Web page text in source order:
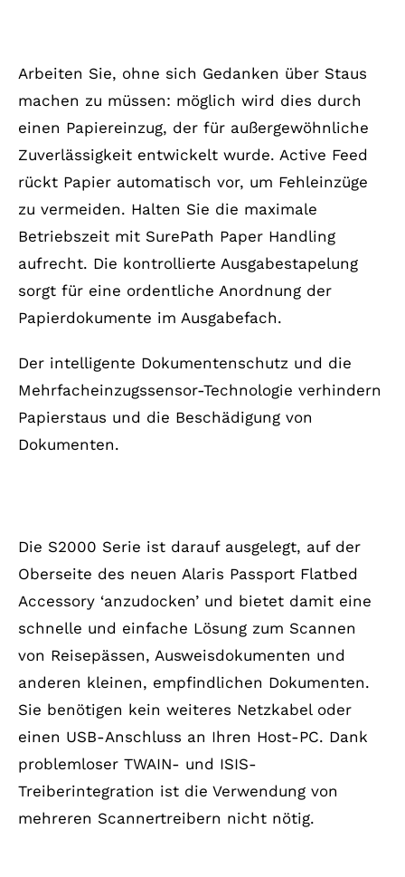
Arbeiten Sie, ohne sich Gedanken über Staus
machen zu müssen: möglich wird dies durch
einen Papiereinzug, der für außergewöhnliche
Zuverlässigkeit entwickelt wurde. Active Feed
rückt Papier automatisch vor, um Fehleinzüge
zu vermeiden. Halten Sie die maximale
Betriebszeit mit SurePath Paper Handling
aufrecht. Die kontrollierte Ausgabestapelung
sorgt für eine ordentliche Anordnung der
Papierdokumente im Ausgabefach.
Der intelligente Dokumentenschutz und die
Mehrfacheinzugssensor-Technologie verhindern
Papierstaus und die Beschädigung von
Dokumenten.
Die S2000 Serie ist darauf ausgelegt, auf der
Oberseite des neuen Alaris Passport Flatbed
Accessory ‘anzudocken’ und bietet damit eine
schnelle und einfache Lösung zum Scannen
von Reisepässen, Ausweisdokumenten und
anderen kleinen, empfindlichen Dokumenten.
Sie benötigen kein weiteres Netzkabel oder
einen USB-Anschluss an Ihren Host-PC. Dank
problemloser TWAIN- und ISIS-
Treiberintegration ist die Verwendung von
mehreren Scannertreibern nicht nötig.